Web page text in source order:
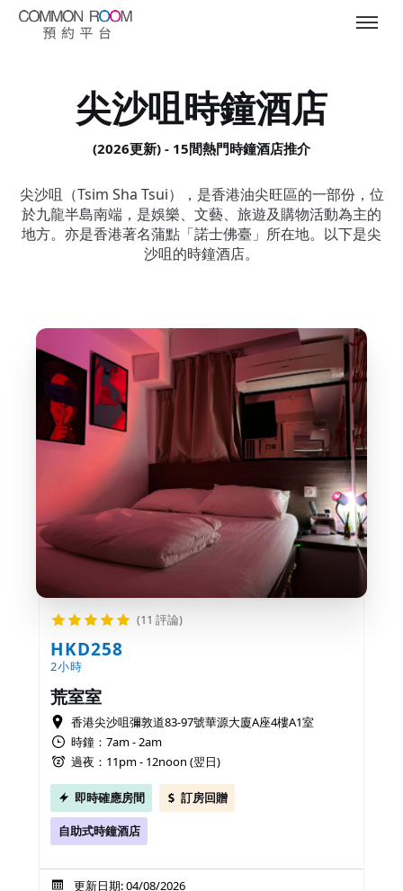
尖沙咀時鐘酒店
(2026更新) - 15間熱門時鐘酒店推介
尖沙咀（Tsim Sha Tsui），是香港油尖旺區的一部份，位
於九龍半島南端，是娛樂、文藝、旅遊及購物活動為主的
地方。亦是香港著名蒲點「諾士佛臺」所在地。以下是尖
沙咀的時鐘酒店。
(11 評論)
HKD258
2小時
荒室室
香港尖沙咀彌敦道83-97號華源大廈A座4樓A1室
時鐘：7am - 2am
過夜：11pm - 12noon (翌日)
即時確應房間 訂房回贈
自助式時鐘酒店
更新日期: 04/08/2026